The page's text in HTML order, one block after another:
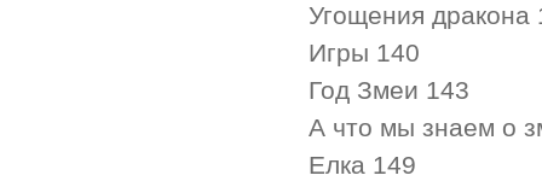
Угощения дракона
Игры 140
Год Змеи 143
А что мы знаем о
Елка 149